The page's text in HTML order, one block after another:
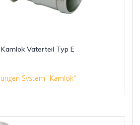
Vaterteil Typ E
System "Kamlok"